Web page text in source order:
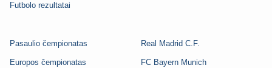
Futbolo rezultatai
Pasaulio čempionatas
Europos čempionatas
Real Madrid C.F.
FC Bayern Munich